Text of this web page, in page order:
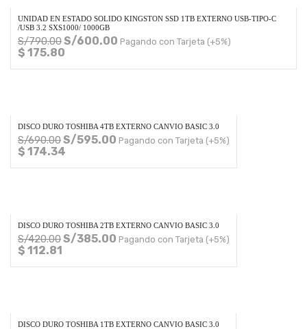
UNIDAD EN ESTADO SOLIDO KINGSTON SSD 1TB EXTERNO USB-TIPO-C
/USB 3.2 SXS1000/ 1000GB
S/790.00S/600.00 Pagando con Tarjeta (+5%)
$ 175.80
DISCO DURO TOSHIBA 4TB EXTERNO CANVIO BASIC 3.0
S/690.00S/595.00 Pagando con Tarjeta (+5%)
$ 174.34
DISCO DURO TOSHIBA 2TB EXTERNO CANVIO BASIC 3.0
S/420.00S/385.00 Pagando con Tarjeta (+5%)
$ 112.81
DISCO DURO TOSHIBA 1TB EXTERNO CANVIO BASIC 3.0